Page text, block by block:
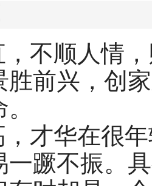
不顺人情
胜前兴，创
才华在很
一蹶不振。